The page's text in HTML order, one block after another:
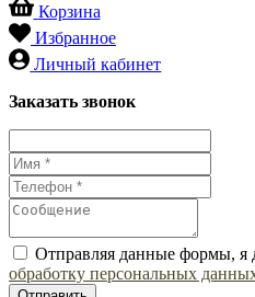
Корзина
Избранное
Личный кабинет
Заказать звонок
Отправляя данные формы, я
обработку персональных